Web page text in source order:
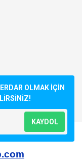
OLMAK İÇİN
KAYDOL